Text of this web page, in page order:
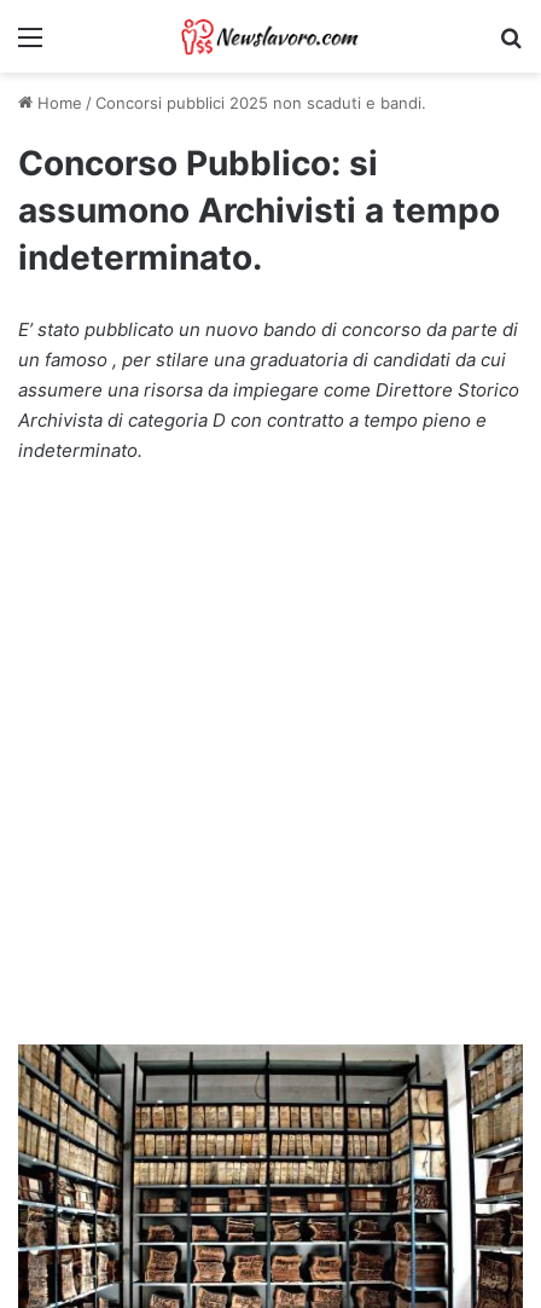
Menu
Home /Concorsi pubblici 2025 non scaduti e bandi.
Concorso Pubblico: si
assumono Archivisti a tempo
indeterminato.
E’ stato pubblicato un nuovo bando di concorso da parte di
un famoso , per stilare una graduatoria di candidati da cui
assumere una risorsa da impiegare come Direttore Storico
Archivista di categoria D con contratto a tempo pieno e
indeterminato.